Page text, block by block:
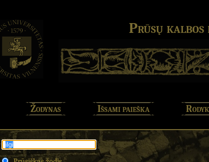
Prūsų kalbos
Žodynas Išsami paieška